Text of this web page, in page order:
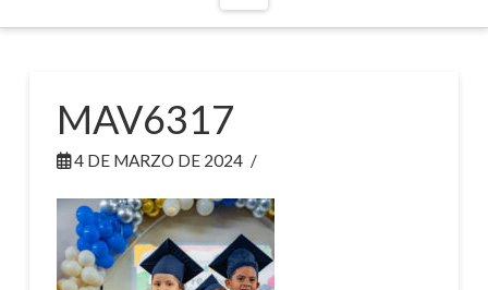
MAV6317
4 DE MARZO DE 2024